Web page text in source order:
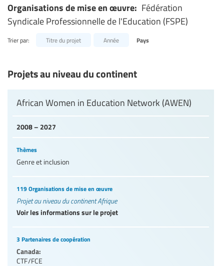
Organisations de mise en œuvre: Fédération
Syndicale Professionnelle de l'Education (FSPE)
Trier par: Titre du projet Année Pays
Projets au niveau du continent
2008 – 2027
African Women in Education Network (AWEN)
Thèmes
Genre et inclusion
119 Organisations de mise en œuvre
Projet au niveau du continent Afrique
Voir les informations sur le projet
3 Partenaires de coopération
Canada:
CTF/FCE